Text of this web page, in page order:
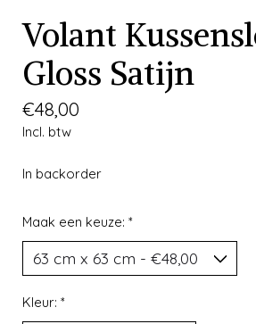
Volant
Gloss Satijn
€48,00
Incl. btw
In backorder
Maak een keuze:*
Kleur:*